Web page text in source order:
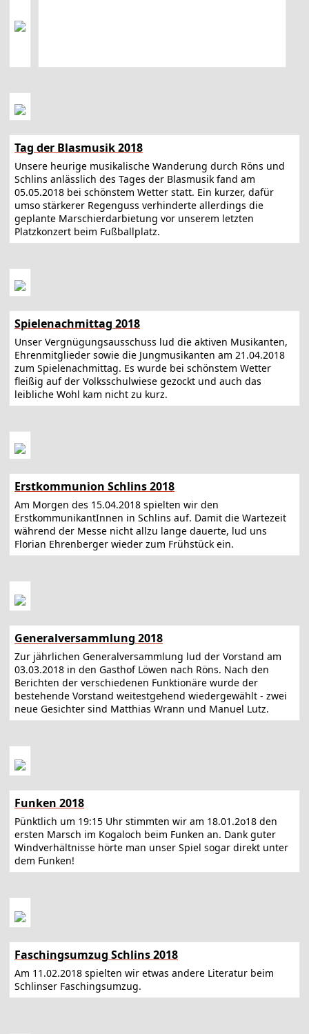
Tag der Blasmusik 2018
Unsere heurige musikalische Wanderung durch Röns und
Schlins anlässlich des Tages der Blasmusik fand am
05.05.2018 bei schönstem Wetter statt. Ein kurzer, dafür
umso stärkerer Regenguss verhinderte allerdings die
geplante Marschierdarbietung vor unserem letzten
Platzkonzert beim Fußballplatz.
Spielenachmittag 2018
Unser Vergnügungsausschuss lud die aktiven Musikanten,
Ehrenmitglieder sowie die Jungmusikanten am 21.04.2018
zum Spielenachmittag. Es wurde bei schönstem Wetter
fleißig auf der Volksschulwiese gezockt und auch das
leibliche Wohl kam nicht zu kurz.
Erstkommunion Schlins 2018
Am Morgen des 15.04.2018 spielten wir den
ErstkommunikantInnen in Schlins auf. Damit die Wartezeit
während der Messe nicht allzu lange dauerte, lud uns
Florian Ehrenberger wieder zum Frühstück ein.
Generalversammlung 2018
Zur jährlichen Generalversammlung lud der Vorstand am
03.03.2018 in den Gasthof Löwen nach Röns. Nach den
Berichten der verschiedenen Funktionäre wurde der
bestehende Vorstand weitestgehend wiedergewählt - zwei
neue Gesichter sind Matthias Wrann und Manuel Lutz.
Funken 2018
Pünktlich um 19:15 Uhr stimmten wir am 18.01.2o18 den
ersten Marsch im Kogaloch beim Funken an. Dank guter
Windverhältnisse hörte man unser Spiel sogar direkt unter
dem Funken!
Faschingsumzug Schlins 2018
Am 11.02.2018 spielten wir etwas andere Literatur beim
Schlinser Faschingsumzug.